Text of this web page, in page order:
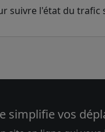
suivre l'état du trafic
simplifie vos